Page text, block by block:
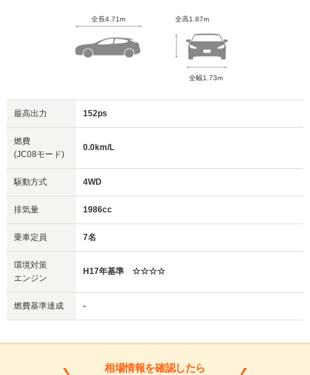
全長4.71m 全高1.87m
全幅1.73m
最高出力 152ps
燃費
(JC08モード)
0.0km/L
駆動方式 4WD
排気量 1986cc
乗車定員 7名
環境対策
エンジン
H17年基準 ☆☆☆☆
燃費基準達成 -
相場情報を確認したら